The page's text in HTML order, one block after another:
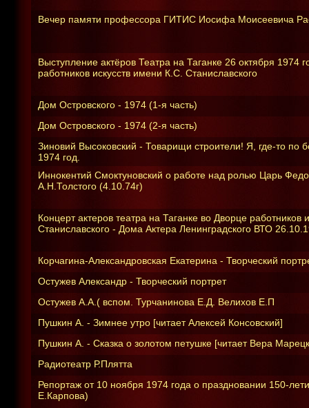
Вечер памяти профессора ГИТИС Иосифа Моисеевича
Выступление актёров Театра на Таганке 26 октября 1974
работников искусств имени К.С. Станиславского
Дом Островского - 1974 (1-я часть)
Дом Островского - 1974 (2-я часть)
Зиновий Высоковский - Товарищи строители! Я, где-то по
1974 год.
Иннокентий Смоктуновский о работе над ролью Царь
А.Н.Толстого (4.10.74г)
Концерт актеров театра на Таганке во Дворце работников
Станиславского - Дома Актера Ленинградского ВТО
Корчагина-Александровская Екатерина - Творческий
Остужев Александр - Творческий портрет
Остужев А.А.( вспом. Турчанинова Е.Д. Велихов Е.П
Пушкин А. - Зимнее утро [читает Алексей Консовский]
Пушкин А. - Сказка о золотом петушке [читает Вера
Радиотеатр Р.Плятта
Репортаж от 10 ноября 1974 года о праздновании 150-
Е.Карпова)